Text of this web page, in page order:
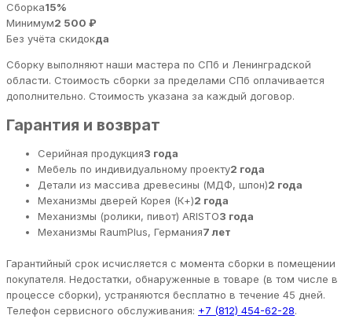
Сборка15%
Минимум2 500 ₽
Без учёта скидокда
Сборку выполняют наши мастера по СПб и Ленинградской
области. Стоимость сборки за пределами СПб оплачивается
дополнительно. Стоимость указана за каждый договор.
Гарантия и возврат
Серийная продукция3 года
Мебель по индивидуальному проекту2 года
Детали из массива древесины (МДФ, шпон)2 года
Механизмы дверей Корея (К+)2 года
Механизмы (ролики, пивот) ARISTO3 года
Механизмы RaumPlus, Германия7 лет
Гарантийный срок исчисляется с момента сборки в помещении
покупателя. Недостатки, обнаруженные в товаре (в том числе в
процессе сборки), устраняются бесплатно в течение 45 дней.
Телефон сервисного обслуживания: +7 (812) 454-62-28.